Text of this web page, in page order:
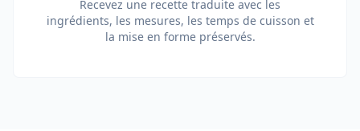
Recevez une recette traduite avec les
ingrédients, les mesures, les temps de cuisson et
la mise en forme préservés.